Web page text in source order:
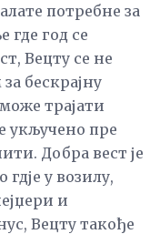
потребне за
где год се
Вецту се не
бескрајну
трајати
укључено пре
Добра вест је
у возилу,
и
Вецту такође